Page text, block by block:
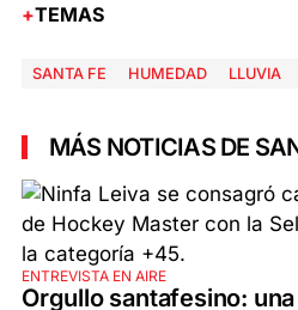
TEMAS
SANTA FE HUMEDAD LLUVIA
MÁS NOTICIAS DE
ENTREVISTA EN AIRE
Orgullo santafesino: